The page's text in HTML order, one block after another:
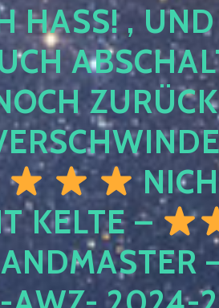
, UND
ZURÜCK,
KELTE –
–